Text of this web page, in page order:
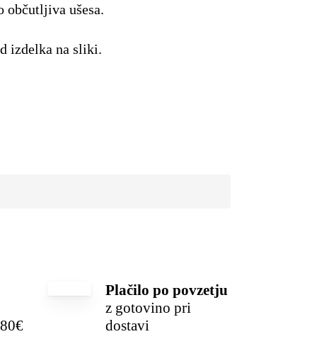
občutljiva ušesa.
izdelka na sliki.
Plačilo po povzetju
z gotovino pri
dostavi